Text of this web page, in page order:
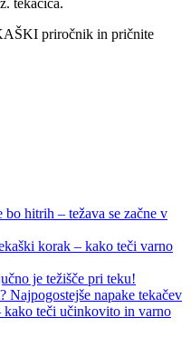
tekačica.
priročnik in pričnite
hitrih – težava se začne v
korak – kako teči varno
je težišče pri teku!
Najpogostejše napake tekačev
kako teči učinkovito in varno